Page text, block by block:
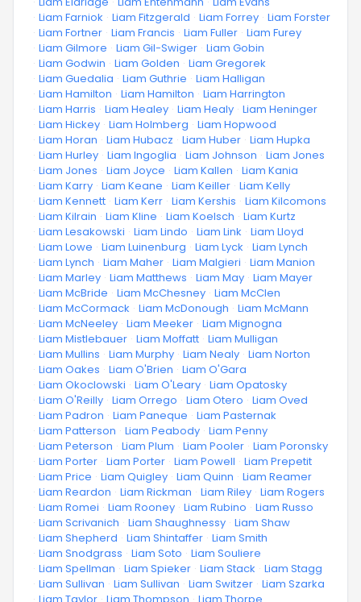
· Liam Farniok · Liam Fitzgerald · Liam Forrey · Liam Forster
· Liam Fortner · Liam Francis · Liam Fuller · Liam Furey
· Liam Gilmore · Liam Gil-Swiger · Liam Gobin
· Liam Godwin · Liam Golden · Liam Gregorek
· Liam Guedalia · Liam Guthrie · Liam Halligan
· Liam Hamilton · Liam Hamilton · Liam Harrington
· Liam Harris · Liam Healey · Liam Healy · Liam Heninger
· Liam Hickey · Liam Holmberg · Liam Hopwood
· Liam Horan · Liam Hubacz · Liam Huber · Liam Hupka
· Liam Hurley · Liam Ingoglia · Liam Johnson · Liam Jones
· Liam Jones · Liam Joyce · Liam Kallen · Liam Kania
· Liam Karry · Liam Keane · Liam Keiller · Liam Kelly
· Liam Kennett · Liam Kerr · Liam Kershis · Liam Kilcomons
· Liam Kilrain · Liam Kline · Liam Koelsch · Liam Kurtz
· Liam Lesakowski · Liam Lindo · Liam Link · Liam Lloyd
· Liam Lowe · Liam Luinenburg · Liam Lyck · Liam Lynch
· Liam Lynch · Liam Maher · Liam Malgieri · Liam Manion
· Liam Marley · Liam Matthews · Liam May · Liam Mayer
· Liam McBride · Liam McChesney · Liam McClen
· Liam McCormack · Liam McDonough · Liam McMann
· Liam McNeeley · Liam Meeker · Liam Mignogna
· Liam Mistlebauer · Liam Moffatt · Liam Mulligan
· Liam Mullins · Liam Murphy · Liam Nealy · Liam Norton
· Liam Oakes · Liam O'Brien · Liam O'Gara
· Liam Okoclowski · Liam O'Leary · Liam Opatosky
· Liam O'Reilly · Liam Orrego · Liam Otero · Liam Oved
· Liam Padron · Liam Paneque · Liam Pasternak
· Liam Patterson · Liam Peabody · Liam Penny
· Liam Peterson · Liam Plum · Liam Pooler · Liam Poronsky
· Liam Porter · Liam Porter · Liam Powell · Liam Prepetit
· Liam Price · Liam Quigley · Liam Quinn · Liam Reamer
· Liam Reardon · Liam Rickman · Liam Riley · Liam Rogers
· Liam Romei · Liam Rooney · Liam Rubino · Liam Russo
· Liam Scrivanich · Liam Shaughnessy · Liam Shaw
· Liam Shepherd · Liam Shintaffer · Liam Smith
· Liam Snodgrass · Liam Soto · Liam Souliere
· Liam Spellman · Liam Spieker · Liam Stack · Liam Stagg
· Liam Sullivan · Liam Sullivan · Liam Switzer · Liam Szarka